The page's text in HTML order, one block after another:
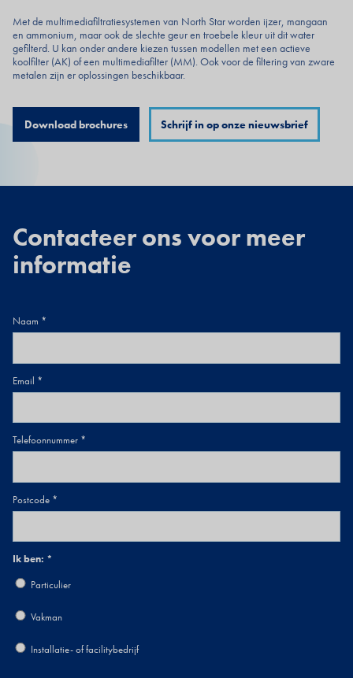
Met de multimediafiltratiesystemen van North Star worden ijzer, mangaan
en ammonium, maar ook de slechte geur en troebele kleur uit dit water
gefilterd. U kan onder andere kiezen tussen modellen met een actieve
koolfilter (AK) of een multimediafilter (MM). Ook voor de filtering van zware
metalen zijn er oplossingen beschikbaar.
Download brochures Schrijf in op onze nieuwsbrief
Contacteer ons voor meer
informatie
Naam
Email
Telefoonnummer
Postcode
Ik ben:
Particulier
Vakman
Installatie- of facilitybedrijf